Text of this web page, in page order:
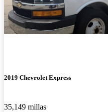
2019 Chevrolet Express
35,149 millas